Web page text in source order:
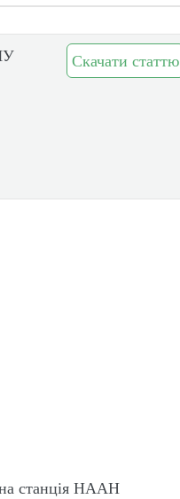
Скачати статтю
станція НААН